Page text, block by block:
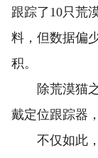
跟踪了10只荒
料，但数据偏
积。
除荒漠猫之
戴定位跟踪器
不仅如此，